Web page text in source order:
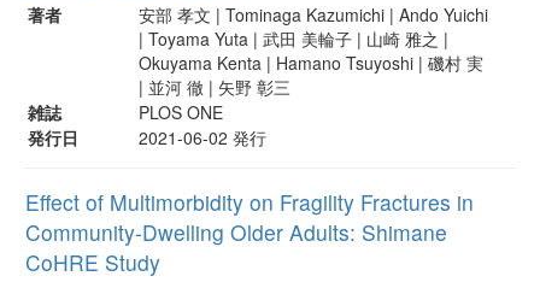
著者
安部 孝文 | Tominaga Kazumichi | Ando Yuichi
| Toyama Yuta | 武田 美輪子 | 山崎 雅之 |
Okuyama Kenta | Hamano Tsuyoshi | 磯村 実
| 並河 徹 | 矢野 彰三
雑誌
PLOS ONE
発行日
2021-06-02 発行
Effect of Multimorbidity on Fragility Fractures in
Community-Dwelling Older Adults: Shimane
CoHRE Study